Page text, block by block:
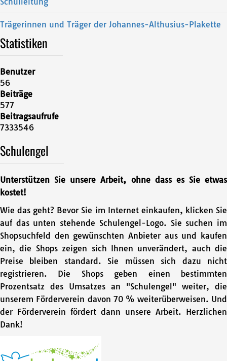
Trägerinnen und Träger der Johannes-Althusius-Plakette
Statistiken
Benutzer
56
Beiträge
577
Beitragsaufrufe
7333546
Schulengel
Unterstützen Sie unsere Arbeit, ohne dass es Sie etwas
kostet!
Wie das geht? Bevor Sie im Internet einkaufen, klicken Sie
auf das unten stehende Schulengel-Logo. Sie suchen im
Shopsuchfeld den gewünschten Anbieter aus und kaufen
ein, die Shops zeigen sich Ihnen unverändert, auch die
Preise bleiben standard. Sie müssen sich dazu nicht
registrieren. Die Shops geben einen bestimmten
Prozentsatz des Umsatzes an "Schulengel" weiter, die
unserem Förderverein davon 70 % weiterüberweisen. Und
der Förderverein fördert dann unsere Arbeit. Herzlichen
Dank!